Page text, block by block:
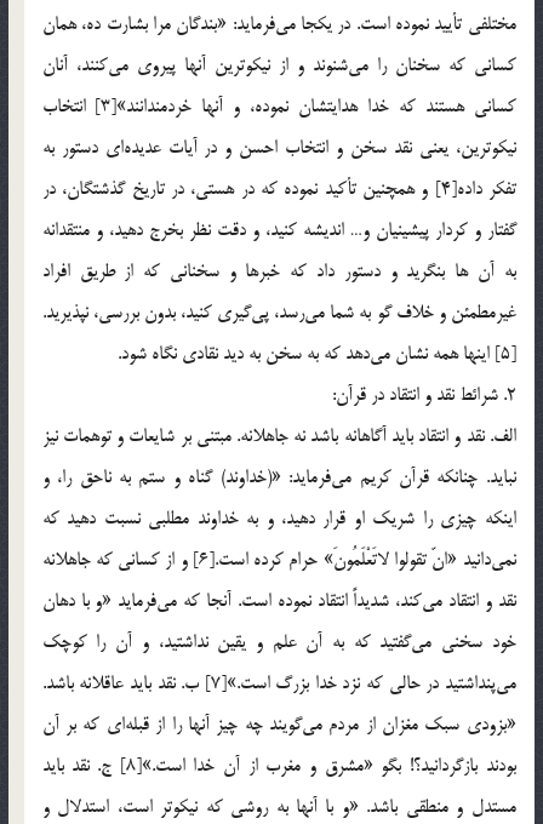
مختلفي تأييد نموده است. در يكجا مي‌فرمايد: «بندگان مرا بشارت ده، همان
كساني كه سخنان را مي‌شنوند و از نيكوترين آنها پيروي مي‌كنند، آنان
كساني هستند كه خدا هدايتشان نموده، و آنها خردمندانند»[3] انتخاب
نيكوترين، يعني نقد سخن و انتخاب احسن و در آيات عديده‌اي دستور به
تفكر داده[4] و همچنين تأكيد نموده كه در هستي، در تاريخ گذشتگان، در
گفتار و كردار پيشينيان و… انديشه كنيد، و دقت نظر بخرج دهيد، و منتقدانه
به آن ها بنگريد و دستور داد كه خبرها و سخناني كه از طريق افراد
غيرمطمئن و خلاف گو به شما مي‌رسد، پي‌گيري كنيد، بدون بررسي، نپذيريد.
[5] اينها همه نشان مي‌دهد كه به سخن به ديد نقادي نگاه شود.
2. شرائط نقد و انتقاد در قرآن:
الف. نقد و انتقاد بايد آگاهانه باشد نه جاهلانه. مبتني بر شايعات و توهمات نيز
نبايد. چنانكه قرآن كريم مي‌فرمايد: «(خداوند) گناه و ستم به ناحق را، و
اينكه چيزي را شريك او قرار دهيد، و به خداوند مطلبي نسبت دهيد كه
نمي‌دانيد «انّ تقولوا لاتَعْلَمُونَ» حرام كرده است.[6] و از كساني كه جاهلانه
نقد و انتقاد مي‌كند، شديداً انتقاد نموده است. آنجا كه مي‌فرمايد «و با دهان
خود سخني مي‌گفتيد كه به آن علم و يقين نداشتيد، و آن را كوچك
مي‌پنداشتيد در حالي كه نزد خدا بزرگ است.»[7] ب. نقد بايد عاقلانه باشد.
«بزودي سبك مغزان از مردم مي‌گويند چه چيز آنها را از قبله‌اي كه بر آن
بودند بازگردانيد؟! بگو «مشرق و مغرب از آن خدا است.»[8] ج. نقد بايد
مستدل و منطقي باشد. «و با آنها به روشي كه نيكوتر است، استدلال و